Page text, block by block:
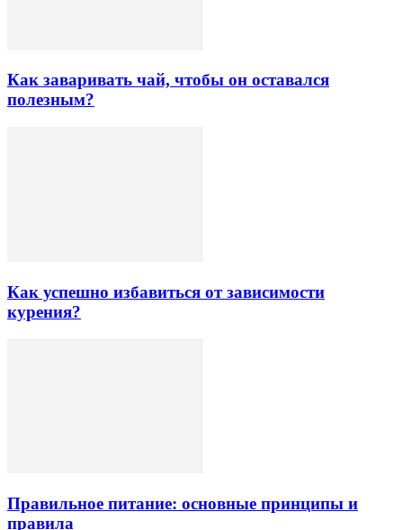
Как заваривать чай, чтобы он оставался
полезным?
Как успешно избавиться от зависимости
курения?
Правильное питание: основные принципы и
правила